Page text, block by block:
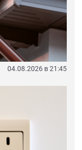
04.08.2026 в 21:45